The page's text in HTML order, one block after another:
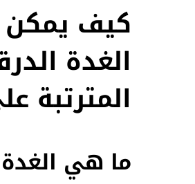
كيف يمكن
الغدة
المترتبة
ما هي الغدة